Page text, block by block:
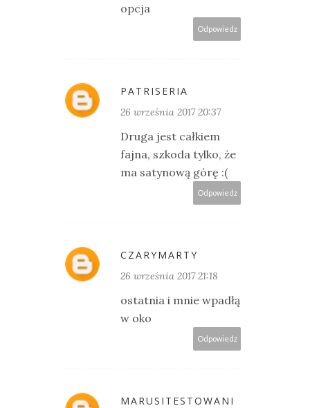
opcja
Odpowiedz
PATRISERIA
26 września 2017 20:37
Druga jest całkiem
fajna, szkoda tylko, że
ma satynową górę :(
Odpowiedz
CZARYMARTY
26 września 2017 21:18
ostatnia i mnie wpadłą
w oko
Odpowiedz
MARUSITESTOWANI